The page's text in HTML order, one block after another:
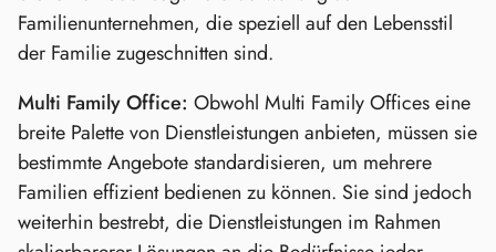
Familienunternehmen, die speziell auf den Lebensstil
der Familie zugeschnitten sind.
Multi Family Office: Obwohl Multi Family Offices eine
breite Palette von Dienstleistungen anbieten, müssen sie
bestimmte Angebote standardisieren, um mehrere
Familien effizient bedienen zu können. Sie sind jedoch
weiterhin bestrebt, die Dienstleistungen im Rahmen